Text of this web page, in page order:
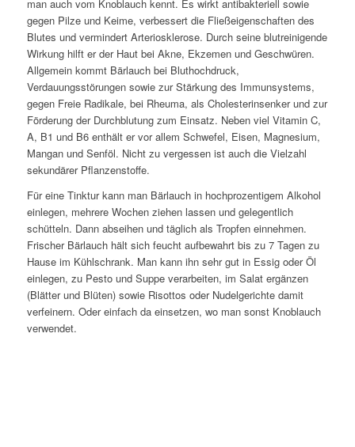
man auch vom Knoblauch kennt. Es wirkt antibakteriell sowie
gegen Pilze und Keime, verbessert die Fließeigenschaften des
Blutes und vermindert Arteriosklerose. Durch seine blutreinigende
Wirkung hilft er der Haut bei Akne, Ekzemen und Geschwüren.
Allgemein kommt Bärlauch bei Bluthochdruck,
Verdauungsstörungen sowie zur Stärkung des Immunsystems,
gegen Freie Radikale, bei Rheuma, als Cholesterinsenker und zur
Förderung der Durchblutung zum Einsatz. Neben viel Vitamin C,
A, B1 und B6 enthält er vor allem Schwefel, Eisen, Magnesium,
Mangan und Senföl. Nicht zu vergessen ist auch die Vielzahl
sekundärer Pflanzenstoffe.
Für eine Tinktur kann man Bärlauch in hochprozentigem Alkohol
einlegen, mehrere Wochen ziehen lassen und gelegentlich
schütteln. Dann abseihen und täglich als Tropfen einnehmen.
Frischer Bärlauch hält sich feucht aufbewahrt bis zu 7 Tagen zu
Hause im Kühlschrank. Man kann ihn sehr gut in Essig oder Öl
einlegen, zu Pesto und Suppe verarbeiten, im Salat ergänzen
(Blätter und Blüten) sowie Risottos oder Nudelgerichte damit
verfeinern. Oder einfach da einsetzen, wo man sonst Knoblauch
verwendet.